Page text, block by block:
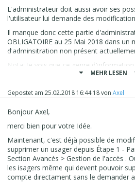
L'administrateur doit aussi avoir ses
l'utilisateur lui demande des
Il manque donc cette partie
OBLIGATOIRE au 25 Mai 2018 dans un
d'adminsitration non présent
Nota: Je vois que ce genre
protection devrait être immédiatement
A nouveau , nous payons l'update
A incomédia de les respecter dans les
Cordialement.
MEHR LESEN
Gepostet am 25.02.2018 16:44:18von Axel
Bonjour Axel,
merci bien pour votre Idée.
Maintenant, c'est déjà possible de
supprimer un usager depuis Étape 1 -
Section Avancés > Gestion de l'accès .
les isagers même qui devent pouvoir
compte directament sans le demander